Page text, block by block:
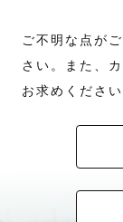
ご不明な点が
さい。また、
お求めください